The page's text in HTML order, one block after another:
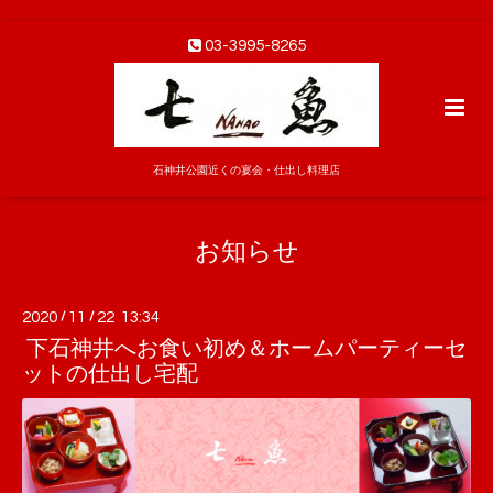
03-3995-8265
石神井公園近くの宴会・仕出し料理店
お知らせ
2020 / 11 / 22 13:34
下石神井へお食い初め＆ホームパーティーセ
ットの仕出し宅配